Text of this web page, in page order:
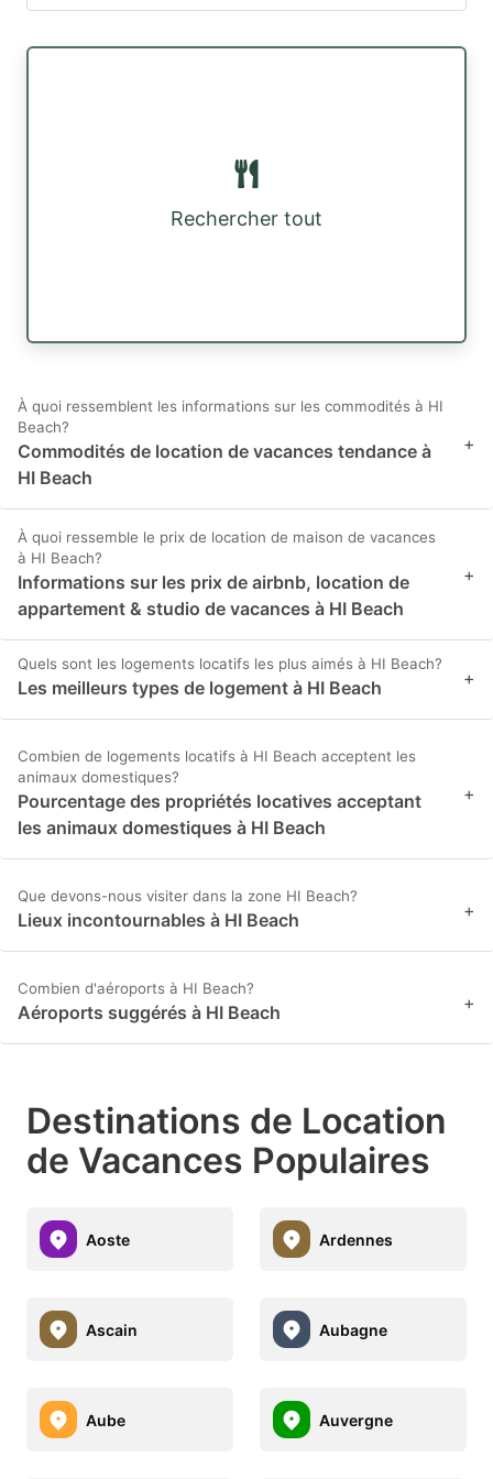
Rechercher tout
À quoi ressemblent les informations sur les commodités à HI
Beach?
Commodités de location de vacances tendance à
HI Beach
+
À quoi ressemble le prix de location de maison de vacances
à HI Beach?
Informations sur les prix de airbnb, location de
appartement & studio de vacances à HI Beach
+
Quels sont les logements locatifs les plus aimés à HI Beach?
Les meilleurs types de logement à HI Beach +
Combien de logements locatifs à HI Beach acceptent les
animaux domestiques?
Pourcentage des propriétés locatives acceptant
les animaux domestiques à HI Beach
+
Que devons-nous visiter dans la zone HI Beach?
Lieux incontournables à HI Beach +
Combien d'aéroports à HI Beach?
Aéroports suggérés à HI Beach +
Destinations de Location
de Vacances Populaires
Aoste Ardennes
Ascain Aubagne
Aube Auvergne